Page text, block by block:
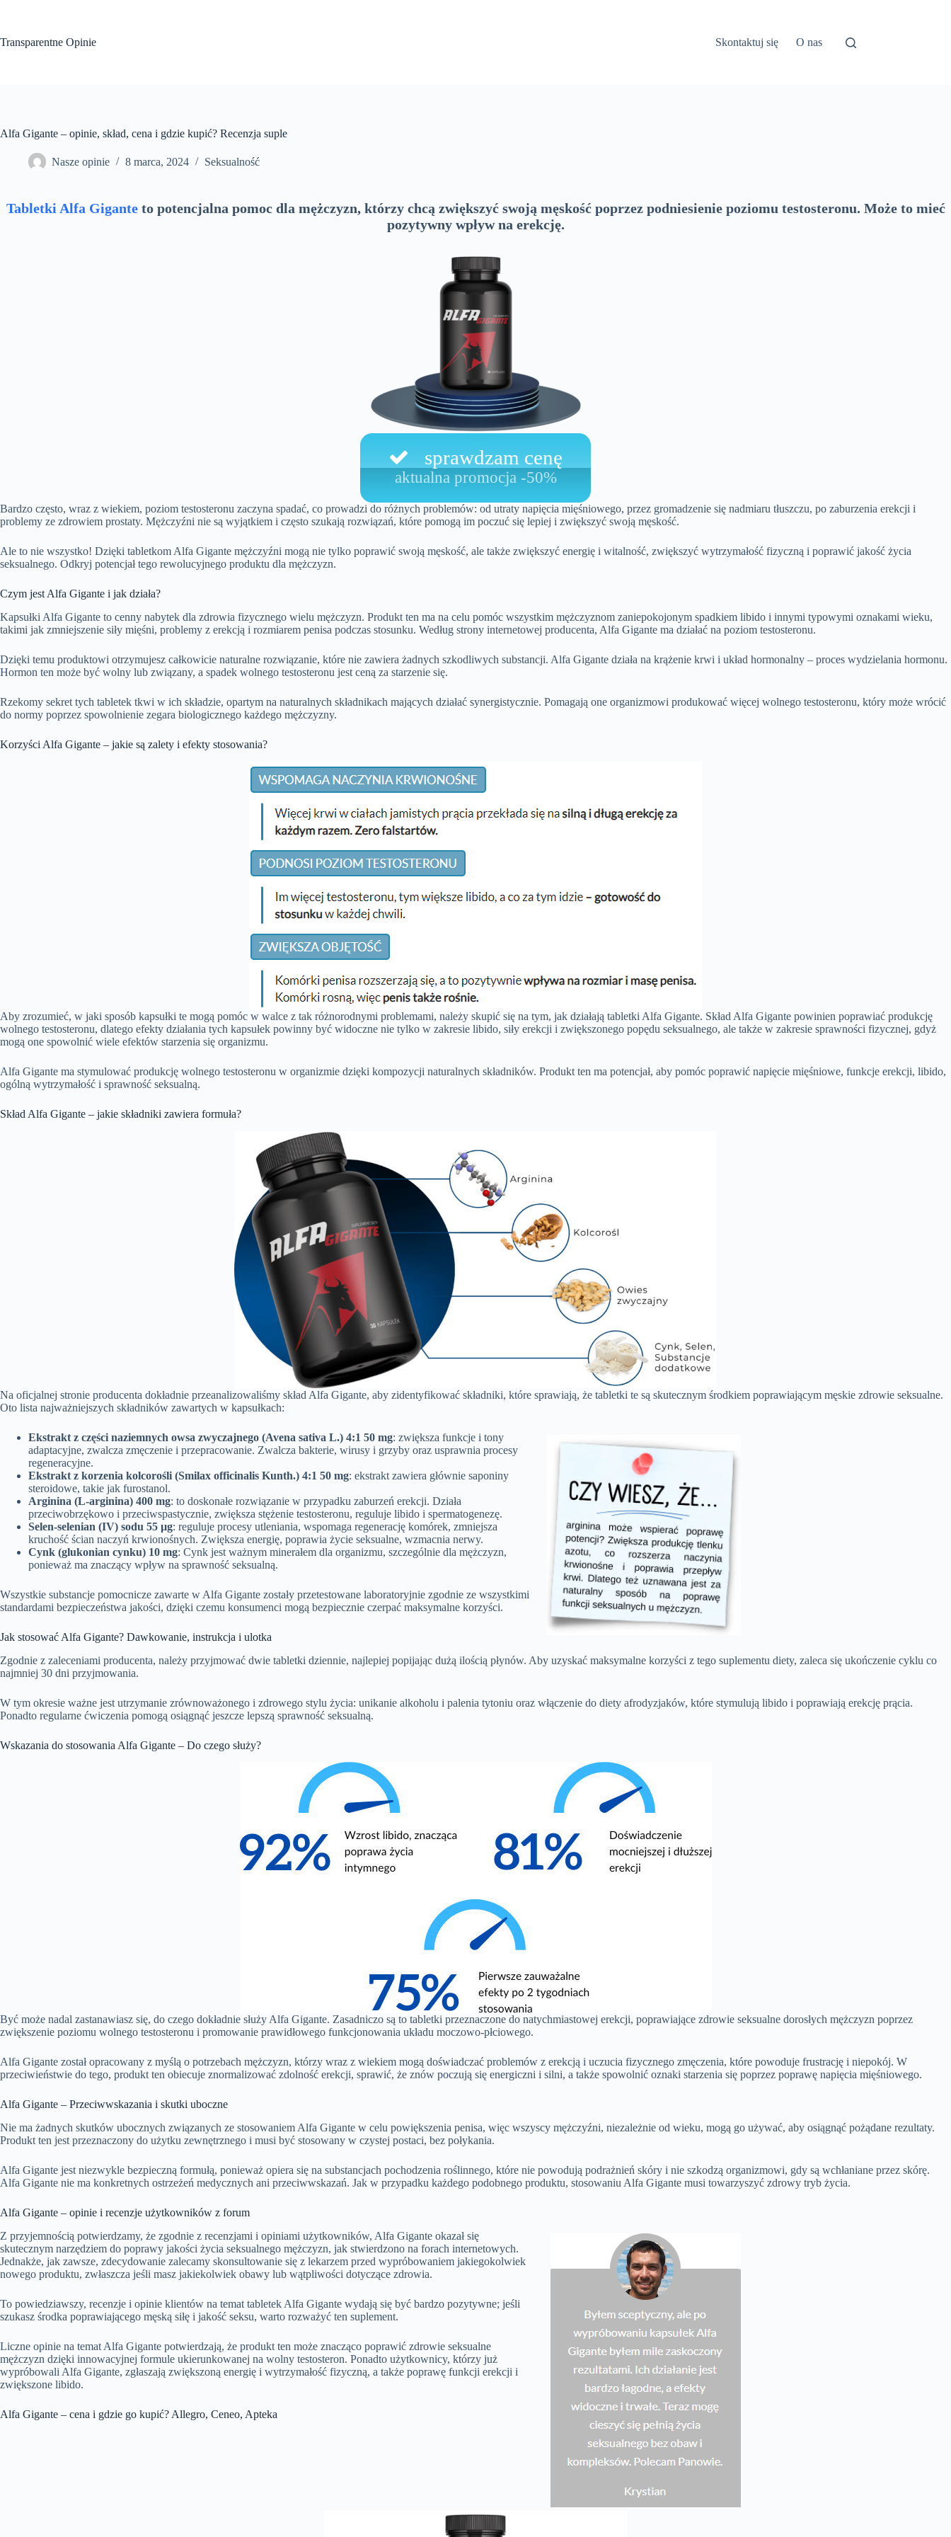
Transparentne Opinie
Skontaktuj się O nas
Alfa Gigante – opinie, skład, cena i gdzie kupić? Recenzja suple
Nasze opinie 8 marca, 2024 Seksualność
Tabletki Alfa Gigante to potencjalna pomoc dla mężczyzn, którzy chcą zwiększyć swoją męskość poprzez podniesienie poziomu testosteronu. Może to mieć
pozytywny wpływ na erekcję.
sprawdzam cenę
aktualna promocja -50%
Bardzo często, wraz z wiekiem, poziom testosteronu zaczyna spadać, co prowadzi do różnych problemów: od utraty napięcia mięśniowego, przez gromadzenie się nadmiaru tłuszczu, po zaburzenia erekcji i
problemy ze zdrowiem prostaty. Mężczyźni nie są wyjątkiem i często szukają rozwiązań, które pomogą im poczuć się lepiej i zwiększyć swoją męskość.
Ale to nie wszystko! Dzięki tabletkom Alfa Gigante mężczyźni mogą nie tylko poprawić swoją męskość, ale także zwiększyć energię i witalność, zwiększyć wytrzymałość fizyczną i poprawić jakość życia
seksualnego. Odkryj potencjał tego rewolucyjnego produktu dla mężczyzn.
Czym jest Alfa Gigante i jak działa?
Kapsułki Alfa Gigante to cenny nabytek dla zdrowia fizycznego wielu mężczyzn. Produkt ten ma na celu pomóc wszystkim mężczyznom zaniepokojonym spadkiem libido i innymi typowymi oznakami wieku,
takimi jak zmniejszenie siły mięśni, problemy z erekcją i rozmiarem penisa podczas stosunku. Według strony internetowej producenta, Alfa Gigante ma działać na poziom testosteronu.
Dzięki temu produktowi otrzymujesz całkowicie naturalne rozwiązanie, które nie zawiera żadnych szkodliwych substancji. Alfa Gigante działa na krążenie krwi i układ hormonalny – proces wydzielania hormonu.
Hormon ten może być wolny lub związany, a spadek wolnego testosteronu jest ceną za starzenie się.
Rzekomy sekret tych tabletek tkwi w ich składzie, opartym na naturalnych składnikach mających działać synergistycznie. Pomagają one organizmowi produkować więcej wolnego testosteronu, który może wrócić
do normy poprzez spowolnienie zegara biologicznego każdego mężczyzny.
Korzyści Alfa Gigante – jakie są zalety i efekty stosowania?
Aby zrozumieć, w jaki sposób kapsułki te mogą pomóc w walce z tak różnorodnymi problemami, należy skupić się na tym, jak działają tabletki Alfa Gigante. Skład Alfa Gigante powinien poprawiać produkcję
wolnego testosteronu, dlatego efekty działania tych kapsułek powinny być widoczne nie tylko w zakresie libido, siły erekcji i zwiększonego popędu seksualnego, ale także w zakresie sprawności fizycznej, gdyż
mogą one spowolnić wiele efektów starzenia się organizmu.
Alfa Gigante ma stymulować produkcję wolnego testosteronu w organizmie dzięki kompozycji naturalnych składników. Produkt ten ma potencjał, aby pomóc poprawić napięcie mięśniowe, funkcje erekcji, libido,
ogólną wytrzymałość i sprawność seksualną.
Skład Alfa Gigante – jakie składniki zawiera formuła?
Na oficjalnej stronie producenta dokładnie przeanalizowaliśmy skład Alfa Gigante, aby zidentyfikować składniki, które sprawiają, że tabletki te są skutecznym środkiem poprawiającym męskie zdrowie seksualne.
Oto lista najważniejszych składników zawartych w kapsułkach:
Ekstrakt z części naziemnych owsa zwyczajnego (Avena sativa L.) 4:1 50 mg: zwiększa funkcje i tony
adaptacyjne, zwalcza zmęczenie i przepracowanie. Zwalcza bakterie, wirusy i grzyby oraz usprawnia procesy
regeneracyjne.
Ekstrakt z korzenia kolcorośli (Smilax officinalis Kunth.) 4:1 50 mg: ekstrakt zawiera głównie saponiny
steroidowe, takie jak furostanol.
Arginina (L-arginina) 400 mg: to doskonałe rozwiązanie w przypadku zaburzeń erekcji. Działa
przeciwobrzękowo i przeciwspastycznie, zwiększa stężenie testosteronu, reguluje libido i spermatogenezę.
Selen-selenian (IV) sodu 55 µg: reguluje procesy utleniania, wspomaga regenerację komórek, zmniejsza
kruchość ścian naczyń krwionośnych. Zwiększa energię, poprawia życie seksualne, wzmacnia nerwy.
Cynk (glukonian cynku) 10 mg: Cynk jest ważnym minerałem dla organizmu, szczególnie dla mężczyzn,
ponieważ ma znaczący wpływ na sprawność seksualną.
Wszystkie substancje pomocnicze zawarte w Alfa Gigante zostały przetestowane laboratoryjnie zgodnie ze wszystkimi
standardami bezpieczeństwa jakości, dzięki czemu konsumenci mogą bezpiecznie czerpać maksymalne korzyści.
Jak stosować Alfa Gigante? Dawkowanie, instrukcja i ulotka
Zgodnie z zaleceniami producenta, należy przyjmować dwie tabletki dziennie, najlepiej popijając dużą ilością płynów. Aby uzyskać maksymalne korzyści z tego suplementu diety, zaleca się ukończenie cyklu co
najmniej 30 dni przyjmowania.
W tym okresie ważne jest utrzymanie zrównoważonego i zdrowego stylu życia: unikanie alkoholu i palenia tytoniu oraz włączenie do diety afrodyzjaków, które stymulują libido i poprawiają erekcję prącia.
Ponadto regularne ćwiczenia pomogą osiągnąć jeszcze lepszą sprawność seksualną.
Wskazania do stosowania Alfa Gigante – Do czego służy?
Być może nadal zastanawiasz się, do czego dokładnie służy Alfa Gigante. Zasadniczo są to tabletki przeznaczone do natychmiastowej erekcji, poprawiające zdrowie seksualne dorosłych mężczyzn poprzez
zwiększenie poziomu wolnego testosteronu i promowanie prawidłowego funkcjonowania układu moczowo-płciowego.
Alfa Gigante został opracowany z myślą o potrzebach mężczyzn, którzy wraz z wiekiem mogą doświadczać problemów z erekcją i uczucia fizycznego zmęczenia, które powoduje frustrację i niepokój. W
przeciwieństwie do tego, produkt ten obiecuje znormalizować zdolność erekcji, sprawić, że znów poczują się energiczni i silni, a także spowolnić oznaki starzenia się poprzez poprawę napięcia mięśniowego.
Alfa Gigante – Przeciwwskazania i skutki uboczne
Nie ma żadnych skutków ubocznych związanych ze stosowaniem Alfa Gigante w celu powiększenia penisa, więc wszyscy mężczyźni, niezależnie od wieku, mogą go używać, aby osiągnąć pożądane rezultaty.
Produkt ten jest przeznaczony do użytku zewnętrznego i musi być stosowany w czystej postaci, bez połykania.
Alfa Gigante jest niezwykle bezpieczną formułą, ponieważ opiera się na substancjach pochodzenia roślinnego, które nie powodują podrażnień skóry i nie szkodzą organizmowi, gdy są wchłaniane przez skórę.
Alfa Gigante nie ma konkretnych ostrzeżeń medycznych ani przeciwwskazań. Jak w przypadku każdego podobnego produktu, stosowaniu Alfa Gigante musi towarzyszyć zdrowy tryb życia.
Alfa Gigante – opinie i recenzje użytkowników z forum
Z przyjemnością potwierdzamy, że zgodnie z recenzjami i opiniami użytkowników, Alfa Gigante okazał się
skutecznym narzędziem do poprawy jakości życia seksualnego mężczyzn, jak stwierdzono na forach internetowych.
Jednakże, jak zawsze, zdecydowanie zalecamy skonsultowanie się z lekarzem przed wypróbowaniem jakiegokolwiek
nowego produktu, zwłaszcza jeśli masz jakiekolwiek obawy lub wątpliwości dotyczące zdrowia.
To powiedziawszy, recenzje i opinie klientów na temat tabletek Alfa Gigante wydają się być bardzo pozytywne; jeśli
szukasz środka poprawiającego męską siłę i jakość seksu, warto rozważyć ten suplement.
Liczne opinie na temat Alfa Gigante potwierdzają, że produkt ten może znacząco poprawić zdrowie seksualne
mężczyzn dzięki innowacyjnej formule ukierunkowanej na wolny testosteron. Ponadto użytkownicy, którzy już
wypróbowali Alfa Gigante, zgłaszają zwiększoną energię i wytrzymałość fizyczną, a także poprawę funkcji erekcji i
zwiększone libido.
Alfa Gigante – cena i gdzie go kupić? Allegro, Ceneo, Apteka